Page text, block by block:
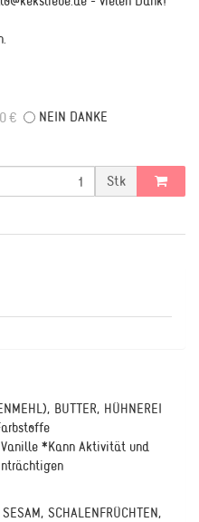
€ NEIN DANKE
Stk
BUTTER, HÜHNEREI
*Kann Aktivität und
SCHALENFRÜCHTEN,